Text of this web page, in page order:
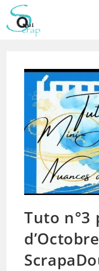
Skip
content
Tuto n°3